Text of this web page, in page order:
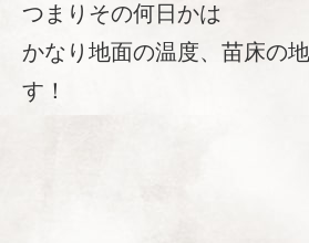
つまりその何日かは
かなり地面の温度、苗床の
す！